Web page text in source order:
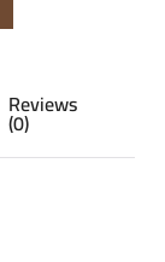
Reviews
(0)